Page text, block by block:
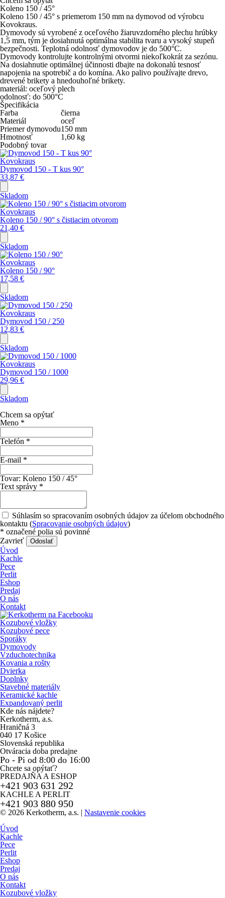
Koleno 150 / 45°
Koleno 150 / 45° s priemerom 150 mm na dymovod od výrobcu
Kovokraus.
Dymovody sú vyrobené z oceľového žiaruvzdorného plechu hrúbky
1,5 mm, tým je dosiahnutá optimálna stabilita tvaru a vysoký stupeň
bezpečnosti. Teplotná odolnosť dymovodov je do 500°C.
Dymovody kontrolujte kontrolnými otvormi niekoľkokrát za sezónu.
Na dosiahnutie optimálnej účinnosti dbajte na dokonalú tesnosť
napojenia na spotrebič a do komína. Ako palivo používajte drevo,
drevené brikety a hnedouhoľné brikety.
materiál: oceľový plech
odolnosť: do 500°C
Špecifikácia
Farba
čierna
Materiál
oceľ
Priemer dymovodu150 mm
Hmotnosť
1,60 kg
Podobný tovar
Kovokraus
Dymovod 150 - T kus 90°
33,87 €
Skladom
Kovokraus
Koleno 150 / 90° s čistiacim otvorom
21,40 €
Skladom
Kovokraus
Koleno 150 / 90°
17,58 €
Skladom
Kovokraus
Dymovod 150 / 250
12,83 €
Skladom
Kovokraus
Dymovod 150 / 1000
29,96 €
Skladom
Chcem sa opýtať
Meno *
Telefón *
E-mail *
Tovar: Koleno 150 / 45°
Text správy *
Súhlasím so spracovaním osobných údajov za účelom obchodného
kontaktu (Spracovanie osobných údajov)
* označené polia sú povinné
Zavrieť
Odoslať
Úvod
Kachle
Pece
Perlit
Eshop
Predaj
O nás
Kontakt
Kozubové vložky
Kozubové pece
Sporáky
Dymovody
Vzduchotechnika
Kovania a rošty
Dvierka
Doplnky
Stavebné materiály
Keramické kachle
Expandovaný perlit
Kde nás nájdete?
Kerkotherm, a.s.
Hraničná 3
040 17 Košice
Slovenská republika
Otváracia doba predajne
Po - Pi od 8:00 do 16:00
Chcete sa opýtať?
PREDAJŇA A ESHOP
+421 903 631 292
KACHLE A PERLIT
+421 903 880 950
© 2026 Kerkotherm, a.s. | Nastavenie cookies
Úvod
Kachle
Pece
Perlit
Eshop
Predaj
O nás
Kontakt
Kozubové vložky